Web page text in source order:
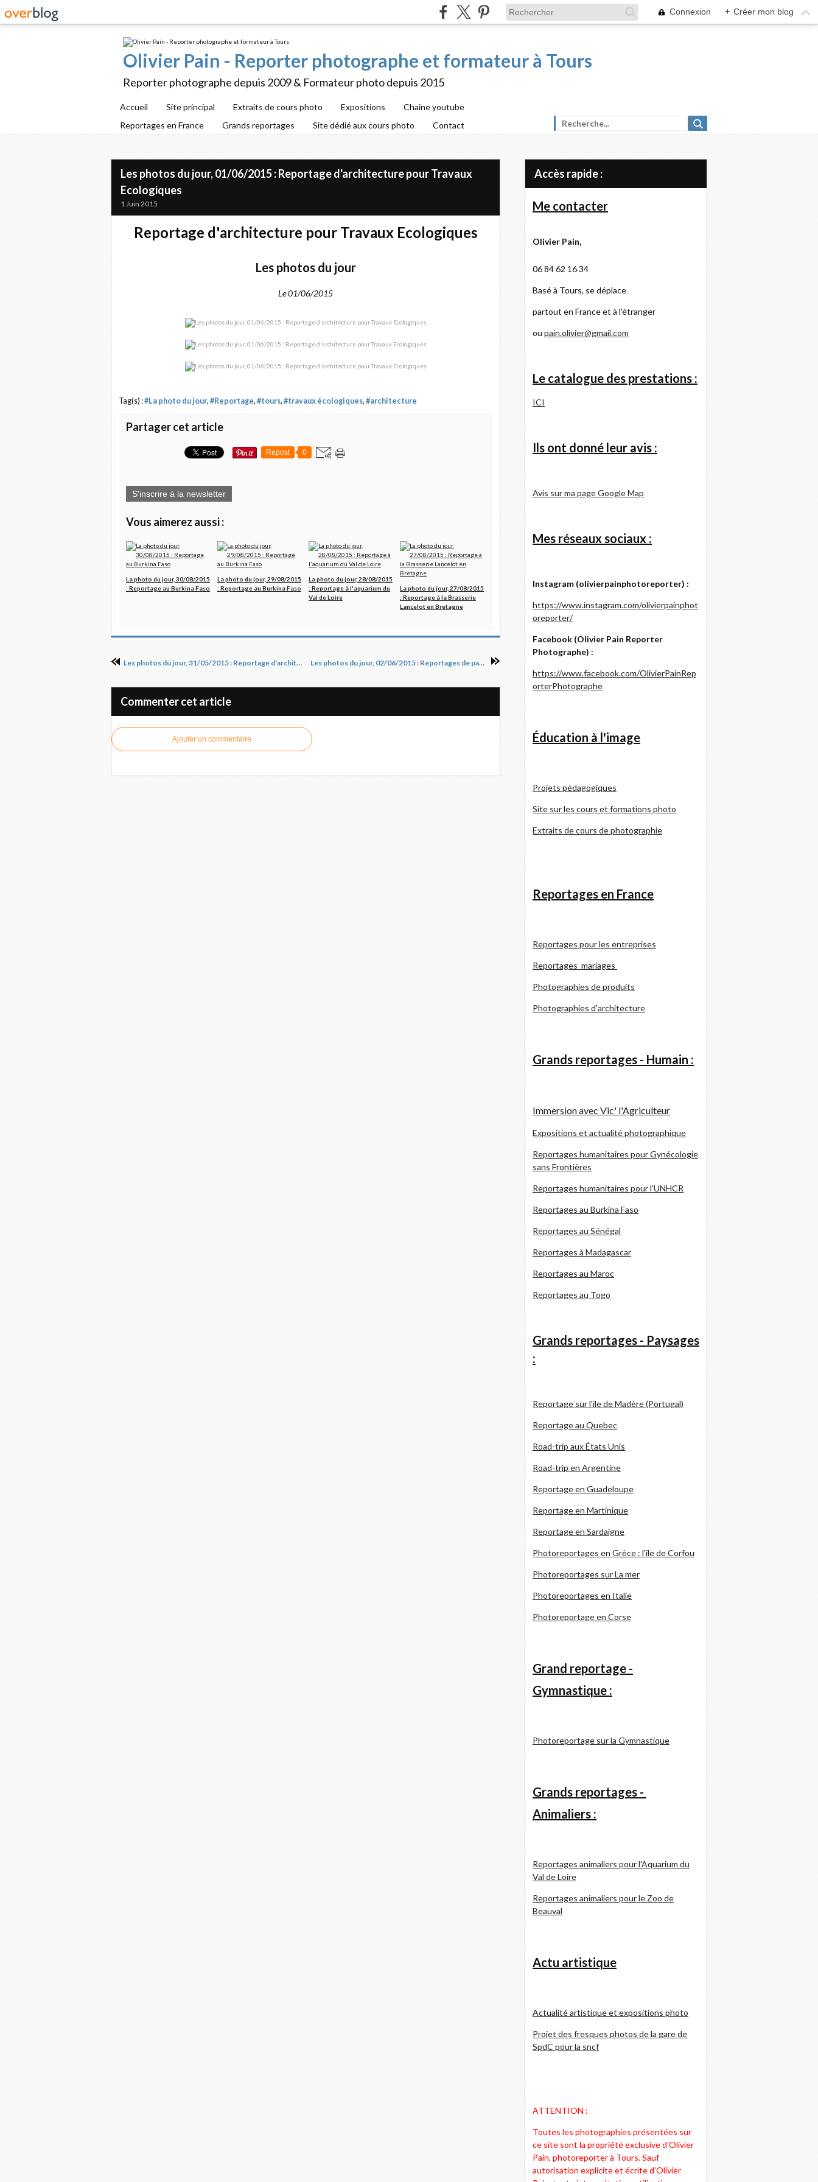
Connexion + Créer mon blog
Olivier Pain - Reporter photographe et formateur à Tours
Reporter photographe depuis 2009 & Formateur photo depuis 2015
Accueil Site principal Extraits de cours photo Expositions
Chaine youtube
Reportages en France
Grands reportages Site dédié aux cours photo Contact
Les photos du jour, 01/06/2015 : Reportage d'architecture pour Travaux
Ecologiques
1 Juin 2015
Reportage d'architecture pour Travaux Ecologiques
Les photos du jour
Le 01/06/2015
Tag(s) :#La photo du jour, #Reportage, #tours, #travaux écologiques, #architecture
Partager cet article
Repost 0
S'inscrire à la newsletter
Vous aimerez aussi :
La photo du jour, 30/08/2015
: Reportage au Burkina Faso
La photo du jour, 29/08/2015
: Reportage au Burkina Faso
La photo du jour, 28/08/2015
: Reportage à l'aquarium du
Val de Loire
La photo du jour, 27/08/2015
: Reportage à la Brasserie
Lancelot en Bretagne
Les photos du jour, 31/05/2015 : Reportage d'architecture pour Travaux Ecologiques Les photos du jour, 02/06/2015 : Reportages de paysages entre la Baule et le Croisic
Commenter cet article
Ajouter un commentaire
Accès rapide :
Me contacter
Olivier Pain,
06 84 62 16 34
Basé à Tours, se déplace
partout en France et à l'étranger
ou pain.olivier@gmail.com
Le catalogue des prestations :
ICI
Ils ont donné leur avis :
Avis sur ma page Google Map
Mes réseaux sociaux :
Instagram (olivierpainphotoreporter) :
https://www.instagram.com/olivierpainphot
oreporter/
Facebook (Olivier Pain Reporter
Photographe) :
https://www.facebook.com/OlivierPainRep
orterPhotographe
Éducation à l'image
Projets pédagogiques
Site sur les cours et formations photo
Extraits de cours de photographie
Reportages en France
Reportages pour les entreprises
Reportages mariages
Photographies de produits
Photographies d'architecture
Grands reportages - Humain :
Immersion avec Vic' l'Agriculteur
Expositions et actualité photographique
Reportages humanitaires pour Gynécologie
sans Frontières
Reportages humanitaires pour l'UNHCR
Reportages au Burkina Faso
Reportages au Sénégal
Reportages à Madagascar
Reportages au Maroc
Reportages au Togo
Grands reportages - Paysages
:
Reportage sur l'ile de Madère (Portugal)
Reportage au Quebec
Road-trip aux États Unis
Road-trip en Argentine
Reportage en Guadeloupe
Reportage en Martinique
Reportage en Sardaigne
Photoreportages en Grèce : l'île de Corfou
Photoreportages sur La mer
Photoreportages en Italie
Photoreportage en Corse
Grand reportage -
Gymnastique :
Photoreportage sur la Gymnastique
Grands reportages -
Animaliers :
Reportages animaliers pour l'Aquarium du
Val de Loire
Reportages animaliers pour le Zoo de
Beauval
Actu artistique
Actualité artistique et expositions photo
Projet des fresques photos de la gare de
SpdC pour la sncf
ATTENTION :
Toutes les photographies présentées sur
ce site sont la propriété exclusive d'Olivier
Pain, photoreporter à Tours. Sauf
autorisation explicite et écrite d'Olivier